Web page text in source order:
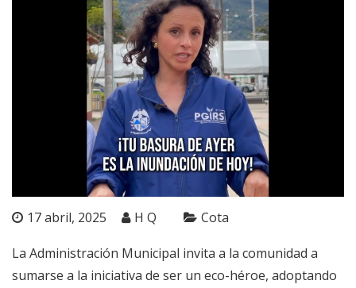
17 abril, 2025 H Q Cota
La Administración Municipal invita a la comunidad a
sumarse a la iniciativa de ser un eco-héroe, adoptando